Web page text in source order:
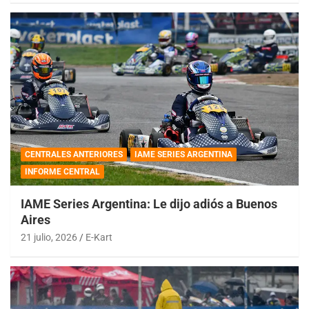
CENTRALES ANTERIORES
IAME SERIES ARGENTINA
INFORME CENTRAL
IAME Series Argentina: Le dijo adiós a Buenos
Aires
21 julio, 2026 E-Kart